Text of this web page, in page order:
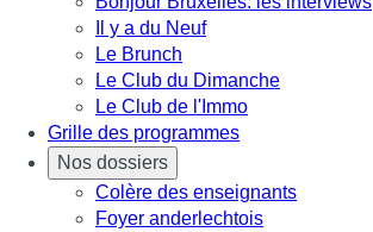
Il y a du Neuf
Le Brunch
Le Club du Dimanche
Le Club de l'Immo
Grille des programmes
Nos dossiers
Colère des enseignants
Foyer anderlechtois